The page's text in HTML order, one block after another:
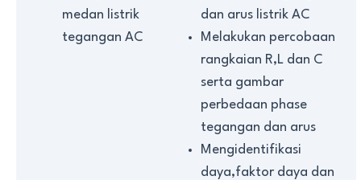
medan listrik
tegangan AC
dan arus listrik AC
Melakukan percobaan
rangkaian R,L dan C
serta gambar
perbedaan phase
tegangan dan arus
Mengidentifikasi
daya,faktor daya dan